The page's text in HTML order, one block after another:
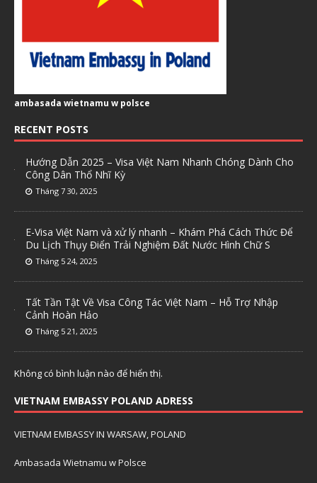
ambasada wietnamu w polsce
RECENT POSTS
Hướng Dẫn 2025 – Visa Việt Nam Nhanh Chóng Dành Cho
Công Dân Thổ Nhĩ Kỳ
Tháng 7 30, 2025
E-Visa Việt Nam và xử lý nhanh – Khám Phá Cách Thức Để
Du Lịch Thụy Điển Trải Nghiệm Đất Nước Hình Chữ S
Tháng 5 24, 2025
Tất Tần Tật Về Visa Công Tác Việt Nam – Hỗ Trợ Nhập
Cảnh Hoàn Hảo
Tháng 5 21, 2025
Không có bình luận nào để hiển thị.
VIETNAM EMBASSY POLAND ADRESS
VIETNAM EMBASSY IN WARSAW, POLAND
Ambasada Wietnamu w Polsce